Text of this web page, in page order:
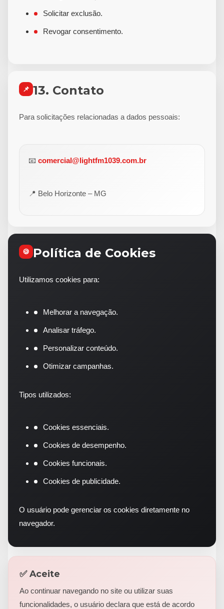
Solicitar exclusão.
Revogar consentimento.
📌 13. Contato
Para solicitações relacionadas a dados pessoais:
📧 comercial@lightfm1039.com.br
📍 Belo Horizonte – MG
🍪 Política de Cookies
Utilizamos cookies para:
Melhorar a navegação.
Analisar tráfego.
Personalizar conteúdo.
Otimizar campanhas.
Tipos utilizados:
Cookies essenciais.
Cookies de desempenho.
Cookies funcionais.
Cookies de publicidade.
O usuário pode gerenciar os cookies diretamente no
navegador.
✅ Aceite
Ao continuar navegando no site ou utilizar suas
funcionalidades, o usuário declara que está de acordo